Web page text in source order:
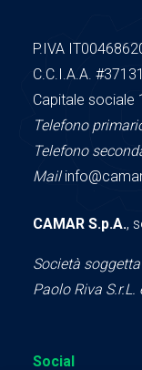
P.IVA
C.C.I.A.A.
Capitale sociale
Telefono
Telefono
Mail
CAMAR S.p.A.,
Società
Paolo Riva
Social